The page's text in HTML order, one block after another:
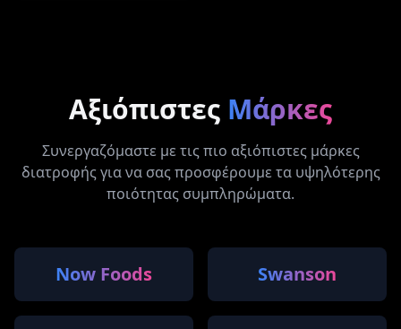
Αξιόπιστες Μάρκες
Συνεργαζόμαστε με τις πιο αξιόπιστες μάρκες
διατροφής για να σας προσφέρουμε τα υψηλότερης
ποιότητας συμπληρώματα.
Now Foods Swanson